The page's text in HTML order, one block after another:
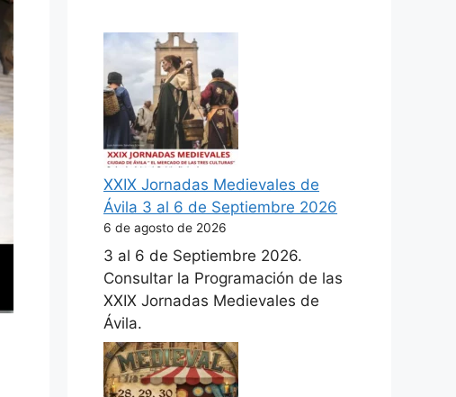
XXIX Jornadas Medievales de
Ávila 3 al 6 de Septiembre 2026
6 de agosto de 2026
3 al 6 de Septiembre 2026.
Consultar la Programación de las
XXIX Jornadas Medievales de
Ávila.